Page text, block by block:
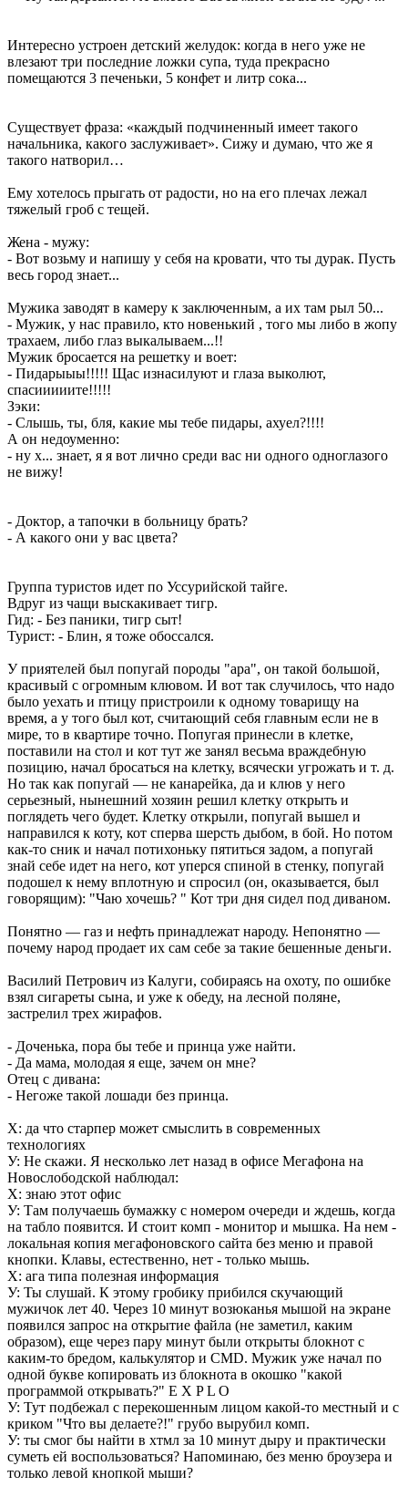
Интересно устроен детский желудок: когда в него уже не
влезают три последние ложки супа, туда прекрасно
помещаются 3 печеньки, 5 конфет и литр сока...
Существует фраза: «каждый подчиненный имеет такого
начальника, какого заслуживает». Сижу и думаю, что же я
такого натворил…
Ему хотелось прыгать от радости, но на его плечах лежал
тяжелый гроб с тещей.
Жена - мужу:
- Вот возьму и напишу у себя на кровати, что ты дурак. Пусть
весь город знает...
Мужика заводят в камеру к заключенным, а их там рыл 50...
- Мужик, у нас правило, кто новенький , того мы либо в жопу
трахаем, либо глаз выкалываем...!!
Мужик бросается на решетку и воет:
- Пидарыыы!!!!! Щас изнасилуют и глаза выколют,
спасииииите!!!!!
Зэки:
- Слышь, ты, бля, какие мы тебе пидары, ахуел?!!!!
А он недоуменно:
- ну х... знает, я я вот лично среди вас ни одного одноглазого
не вижу!
- Доктор, а тапочки в больницу брать?
- А какого они у вас цвета?
Группа туристов идет по Уссурийской тайге.
Вдруг из чащи выскакивает тигр.
Гид: - Без паники, тигр сыт!
Турист: - Блин, я тоже обоссался.
У приятелей был попугай породы "ара", он такой большой,
красивый с огромным клювом. И вот так случилось, что надо
было уехать и птицу пристроили к одному товарищу на
время, а у того был кот, считающий себя главным если не в
мире, то в квартире точно. Попугая принесли в клетке,
поставили на стол и кот тут же занял весьма враждебную
позицию, начал бросаться на клетку, всячески угрожать и т. д.
Но так как попугай — не канарейка, да и клюв у него
серьезный, нынешний хозяин решил клетку открыть и
поглядеть чего будет. Клетку открыли, попугай вышел и
направился к коту, кот сперва шерсть дыбом, в бой. Но потом
как-то сник и начал потихоньку пятиться задом, а попугай
знай себе идет на него, кот уперся спиной в стенку, попугай
подошел к нему вплотную и спросил (он, оказывается, был
говорящим): "Чаю хочешь? " Кот три дня сидел под диваном.
Понятно — газ и нефть принадлежат народу. Непонятно —
почему народ продает их сам себе за такие бешенные деньги.
Василий Петрович из Калуги, собираясь на охоту, по ошибке
взял сигареты сына, и уже к обеду, на лесной поляне,
застрелил трех жирафов.
- Доченька, пора бы тебе и принца уже найти.
- Да мама, молодая я еще, зачем он мне?
Отец с дивана:
- Негоже такой лошади без принца.
X: да что старпер может смыслить в современных
технологиях
У: Не скажи. Я несколько лет назад в офисе Мегафона на
Новослободской наблюдал:
Х: знаю этот офис
У: Там получаешь бумажку с номером очереди и ждешь, когда
на табло появится. И стоит комп - монитор и мышка. На нем -
локальная копия мегафоновского сайта без меню и правой
кнопки. Клавы, естественно, нет - только мышь.
Х: ага типа полезная информация
У: Ты слушай. К этому гробику прибился скучающий
мужичок лет 40. Через 10 минут возюканья мышой на экране
появился запрос на открытие файла (не заметил, каким
образом), еще через пару минут были открыты блокнот с
каким-то бредом, калькулятор и CMD. Мужик уже начал по
одной букве копировать из блокнота в окошко "какой
программой открывать?" E X P L O
У: Тут подбежал с перекошенным лицом какой-то местный и с
криком "Что вы делаете?!" грубо вырубил комп.
У: ты смог бы найти в хтмл за 10 минут дыру и практически
суметь ей воспользоваться? Напоминаю, без меню броузера и
только левой кнопкой мыши?